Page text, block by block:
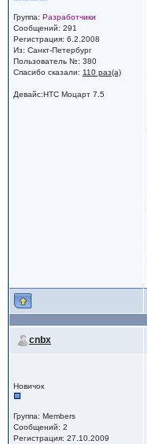
Группа: Разработчики
Сообщений: 291
Регистрация: 6.2.2008
Из: Санкт-Петербург
Пользователь №: 380
Спасибо сказали: 110 раз(а)
Девайс:HTC Моцарт 7.5
cnbx
Новичок
Группа: Members
Сообщений: 2
Регистрация: 27.10.2009